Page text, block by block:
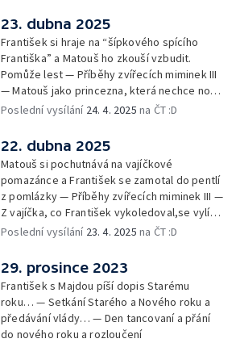
obrázky + rozloučení
23. dubna 2025
František si hraje na “šípkového spícího
Františka” a Matouš ho zkouší vzbudit.
Pomůže lest — Příběhy zvířecích miminek III
— Matouš jako princezna, která nechce nosit
brýle… — Cvoček astronautem — Nestyďte
Poslední vysílání 24. 4. 2025 na ČT :D
22. dubna 2025
Matouš si pochutnává na vajíčkové
pomazánce a František se zamotal do pentlí
z pomlázky — Příběhy zvířecích miminek III —
Z vajíčka, co František vykoledoval,se vylíhl
drak. Nejí princezny, ale miluje vajíčkovou
Rozloučení
Poslední vysílání 23. 4. 2025 na ČT :D
29. prosince 2023
František s Majdou píší dopis Starému
roku… — Setkání Starého a Nového roku a
předávání vlády… — Den tancovaní a přání
do nového roku a rozloučení